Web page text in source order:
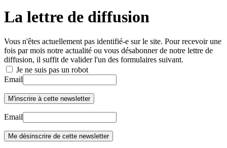
La lettre de diffusion
Vous n'êtes actuellement pas identifié-e sur le site. Pour recevoir une
fois par mois notre actualité ou vous désabonner de notre lettre de
diffusion, il suffit de valider l'un des formulaires suivant.
Je ne suis pas un robot
Email
Email